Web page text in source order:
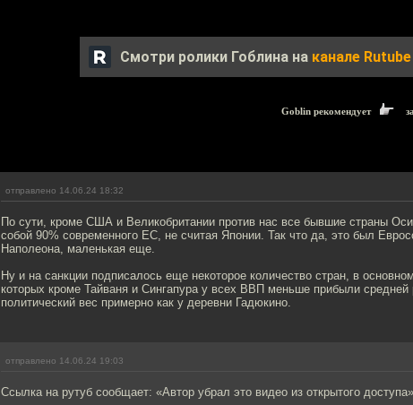
Смотри ролики Гоблина на канале Rutube
Goblin рекомендует
отправлено 14.06.24 18:32
По сути, кроме США и Великобритании против нас все бывшие страны
собой 90% современного ЕС, не считая Японии. Так что да, это был
Наполеона, маленькая еще.
Ну и на санкции подписалось еще некоторое количество стран, в
которых кроме Тайваня и Сингапура у всех ВВП меньше прибыли средней
политический вес примерно как у деревни Гадюкино.
отправлено 14.06.24 19:03
Ссылка на рутуб сообщает: «Автор убрал это видео из открытого